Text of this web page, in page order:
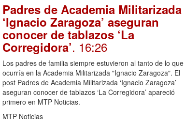
Padres de Academia Militarizada
‘Ignacio Zaragoza’ aseguran
conocer de tablazos ‘La
Corregidora’. 16:26
Los padres de familia siempre estuvieron al tanto de lo que
ocurría en la Academia Militarizada "Ignacio Zaragoza". El
post Padres de Academia Militarizada ‘Ignacio Zaragoza’
aseguran conocer de tablazos ‘La Corregidora’ apareció
primero en MTP Noticias.
MTP Noticias